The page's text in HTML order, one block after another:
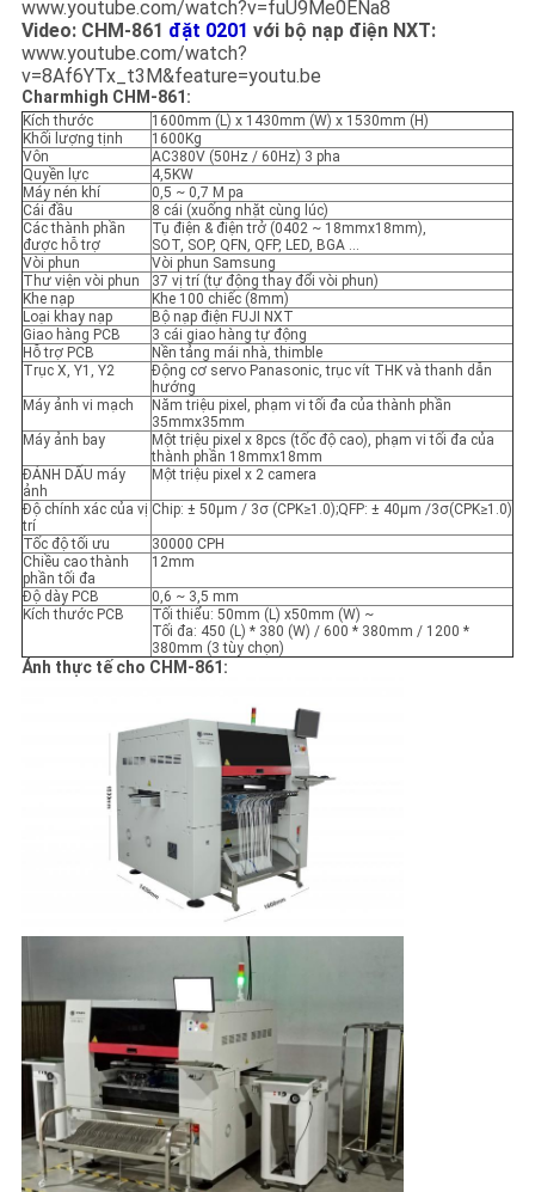
www.youtube.com/watch?v=fuU9Me0ENa8
Video: CHM-861 đặt 0201 với bộ nạp điện NXT:
www.youtube.com/watch?
v=8Af6YTx_t3M&feature=youtu.be
Charmhigh CHM-861:
Kích thước
1600mm (L) x 1430mm (W) x 1530mm (H)
Khối lượng tịnh
1600Kg
Vôn
AC380V (50Hz / 60Hz) 3 pha
Quyền lực
4,5KW
Máy nén khí
0,5 ~ 0,7 M pa
Cái đầu
8 cái (xuống nhặt cùng lúc)
Các thành phần
được hỗ trợ
Tụ điện & điện trở (0402 ~ 18mmx18mm),
SOT, SOP, QFN, QFP, LED, BGA ...
Vòi phun
Vòi phun Samsung
Thư viện vòi phun
37 vị trí (tự động thay đổi vòi phun)
Khe nạp
Khe 100 chiếc (8mm)
Loại khay nạp
Bộ nạp điện FUJI NXT
Giao hàng PCB
3 cái giao hàng tự động
Hỗ trợ PCB
Nền tảng mái nhà, thimble
Trục X, Y1, Y2
Động cơ servo Panasonic, trục vít THK và thanh dẫn
hướng
Máy ảnh vi mạch
Năm triệu pixel, phạm vi tối đa của thành phần
35mmx35mm
Máy ảnh bay
Một triệu pixel x 8pcs (tốc độ cao), phạm vi tối đa của
thành phần 18mmx18mm
ĐÁNH DẤU máy
ảnh
Một triệu pixel x 2 camera
Độ chính xác của vị
trí
Chip: ± 50μm / 3σ (CPK≥1.0);QFP: ± 40μm /3σ(CPK≥1.0)
Tốc độ tối ưu
30000 CPH
Chiều cao thành
phần tối đa
12mm
Độ dày PCB
0,6 ~ 3,5 mm
Kích thước PCB
Tối thiểu: 50mm (L) x50mm (W) ~
Tối đa: 450 (L) * 380 (W) / 600 * 380mm / 1200 *
380mm (3 tùy chọn)
Ảnh thực tế cho CHM-861: